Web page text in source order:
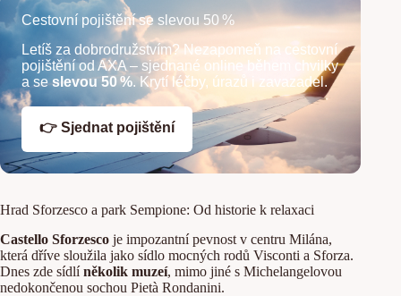
Cestovní pojištění se slevou 50 %
Letíš za dobrodružstvím? Nezapomeň na cestovní
pojištění od AXA – sjednané online během chvilky
a seslevou 50 %. Krytí léčby, úrazů i zavazadel.
👉 Sjednat pojištění
Hrad Sforzesco a park Sempione: Od historie k relaxaci
Castello Sforzesco je impozantní pevnost v centru Milána,
která dříve sloužila jako sídlo mocných rodů Visconti a Sforza.
Dnes zde sídlíněkolik muzeí, mimo jiné s Michelangelovou
nedokončenou sochou Pietà Rondanini.